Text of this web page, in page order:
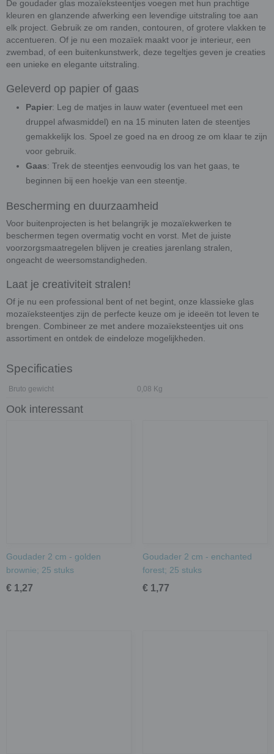
De goudader glas mozaïeksteentjes voegen met hun prachtige
kleuren en glanzende afwerking een levendige uitstraling toe aan
elk project. Gebruik ze om randen, contouren, of grotere vlakken te
accentueren. Of je nu een mozaïek maakt voor je interieur, een
zwembad, of een buitenkunstwerk, deze tegeltjes geven je creaties
een unieke en elegante uitstraling.
Geleverd op papier of gaas
Papier: Leg de matjes in lauw water (eventueel met een
druppel afwasmiddel) en na 15 minuten laten de steentjes
gemakkelijk los. Spoel ze goed na en droog ze om klaar te zijn
voor gebruik.
Gaas: Trek de steentjes eenvoudig los van het gaas, te
beginnen bij een hoekje van een steentje.
Bescherming en duurzaamheid
Voor buitenprojecten is het belangrijk je mozaïekwerken te
beschermen tegen overmatig vocht en vorst. Met de juiste
voorzorgsmaatregelen blijven je creaties jarenlang stralen,
ongeacht de weersomstandigheden.
Laat je creativiteit stralen!
Of je nu een professional bent of net begint, onze klassieke glas
mozaïeksteentjes zijn de perfecte keuze om je ideeën tot leven te
brengen. Combineer ze met andere mozaïeksteentjes uit ons
assortiment en ontdek de eindeloze mogelijkheden.
Specificaties
Bruto gewicht 0,08 Kg
Ook interessant
Goudader 2 cm - golden
brownie; 25 stuks
€ 1,27
Goudader 2 cm - enchanted
forest; 25 stuks
€ 1,77